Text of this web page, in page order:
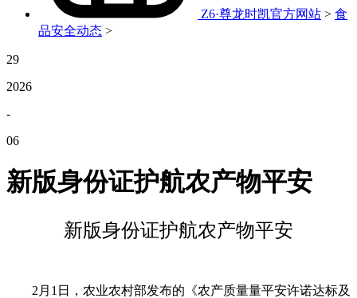
Z6·尊龙时凯官方网站 > 食
品安全动态 >
29
2026
-
06
新版身份证护航农产物平安
新版身份证护航农产物平安
2月1日，农业农村部发布的《农产质量量平安许诺达标及